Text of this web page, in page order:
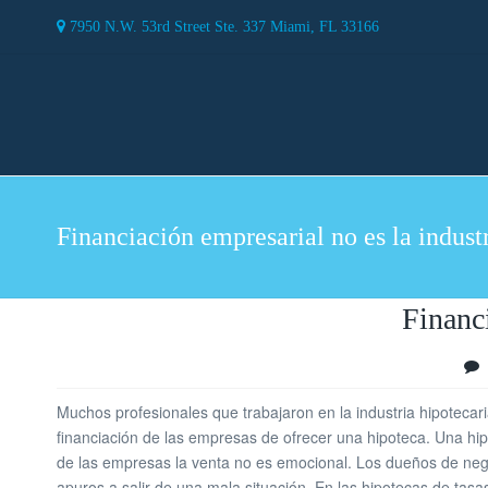
7950 N.W. 53rd Street Ste. 337 Miami, FL 33166
Financiación empresarial no es la
Muchos profesionales que trabajaron en la industria
financiación de las empresas de ofrecer una hipoteca. Una
de las empresas la venta no es emocional. Los dueños de